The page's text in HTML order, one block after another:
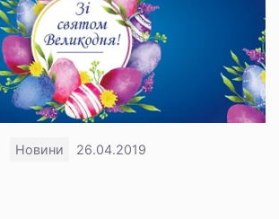
Новини 26.04.2019